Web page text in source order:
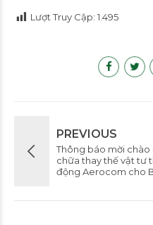
Lượt Truy Cập: 1.495
PREVIOUS
Thông báo mời chào
chữa thay thế vật tư
động Aerocom cho